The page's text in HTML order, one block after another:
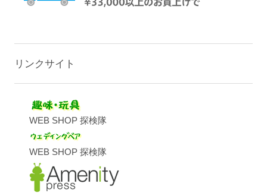
リンクサイト
WEB SHOP 探検隊
WEB SHOP 探検隊